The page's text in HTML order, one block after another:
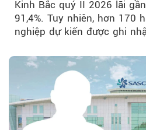
Kinh Bắc quý II 2026 lãi
91,4%. Tuy nhiên, hơn 170
nghiệp dự kiến được ghi